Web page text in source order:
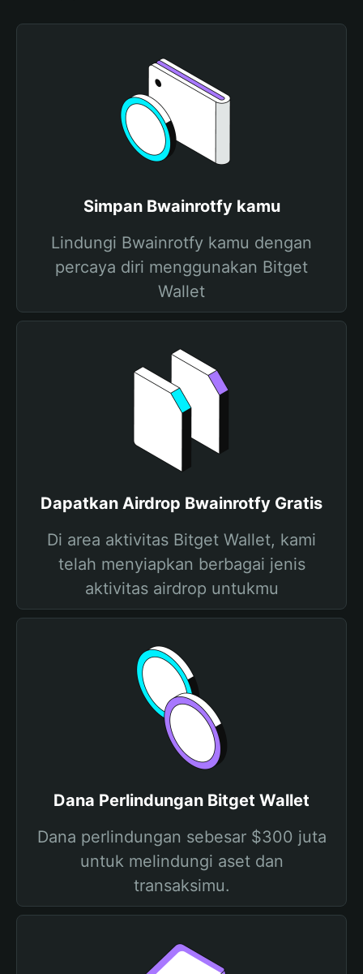
Simpan Bwainrotfy kamu
Lindungi Bwainrotfy kamu dengan
percaya diri menggunakan Bitget
Wallet
Dapatkan Airdrop Bwainrotfy Gratis
Di area aktivitas Bitget Wallet, kami
telah menyiapkan berbagai jenis
aktivitas airdrop untukmu
Dana Perlindungan Bitget Wallet
Dana perlindungan sebesar $300 juta
untuk melindungi aset dan
transaksimu.